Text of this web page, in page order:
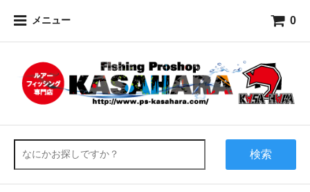
メニュー 0
検索